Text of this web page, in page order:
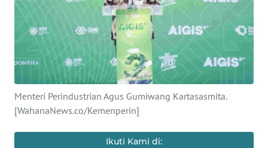
Menteri Perindustrian Agus Gumiwang Kartasasmita.
[WahanaNews.co/Kemenperin]
Ikuti Kami di:
INTERNASIONAL
SERBA-SERBI
PENDIDIKAN